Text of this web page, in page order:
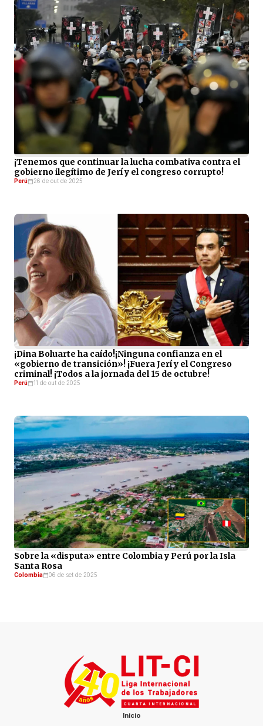
¡Tenemos que continuar la lucha combativa contra el
gobierno ilegítimo de Jerí y el congreso corrupto!
Perú 26 de out de 2025
¡Dina Boluarte ha caído!¡Ninguna confianza en el
«gobierno de transición»! ¡Fuera Jerí y el Congreso
criminal! ¡Todos a la jornada del 15 de octubre!
Perú 11 de out de 2025
Sobre la «disputa» entre Colombia y Perú por la Isla
Santa Rosa
Colombia 06 de set de 2025
Inicio